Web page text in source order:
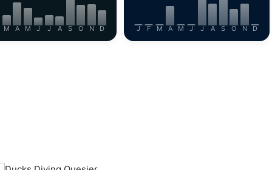
M A M J J A S O N D J F M A M J J A S O N D